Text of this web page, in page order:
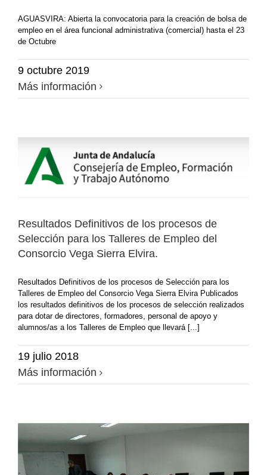
AGUASVIRA: Abierta la convocatoria para la creación de bolsa de
empleo en el área funcional administrativa (comercial) hasta el 23
de Octubre
9 octubre 2019
Más información
Resultados Definitivos de los procesos de
Selección para los Talleres de Empleo del
Consorcio Vega Sierra Elvira.
Resultados Definitivos de los procesos de Selección para los
Talleres de Empleo del Consorcio Vega Sierra Elvira Publicados
los resultados definitivos de los procesos de selección realizados
para dotar de directores, formadores, personal de apoyo y
alumnos/as a los Talleres de Empleo que llevará [...]
19 julio 2018
Más información